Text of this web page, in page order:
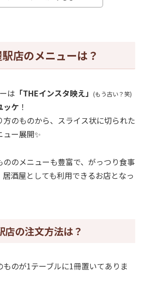
店のメニューは？
は 「THEインスタ映え」 (もう古い？笑)
ッケ ！
のものから、スライス状に切られた
ー展開✨
ののメニューも豊富で、がっつり食事
酒屋としても利用できるお店となっ
店の注文方法は？
ものが1テーブルに1冊置いてありま